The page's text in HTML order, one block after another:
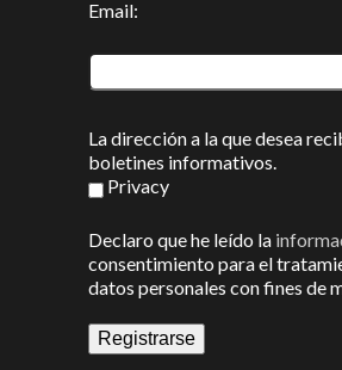
Email:
La dirección a la que desea
boletines informativos.
Privacy
Declaro que he leído la
consentimiento para el
datos personales con fines de